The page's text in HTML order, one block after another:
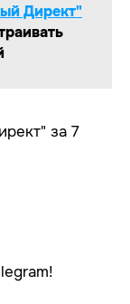
Директ"
за 7